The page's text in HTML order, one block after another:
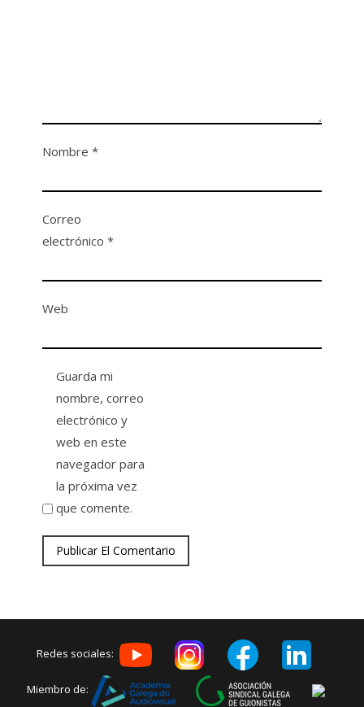
Nombre*
Correo
electrónico*
Web
Guarda mi
nombre, correo
electrónico y
web en este
navegador para
la próxima vez
que comente.
Redes sociales:
Miembro de: